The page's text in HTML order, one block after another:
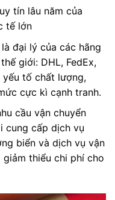
tín lâu năm của
tế lớn
đại lý của các hãng
giới: DHL, FedEx,
yếu tố chất lượng,
cực kì cạnh tranh.
cầu vận chuyển
cung cấp dịch vụ
biển và dịch vụ vận
thiểu chi phí cho